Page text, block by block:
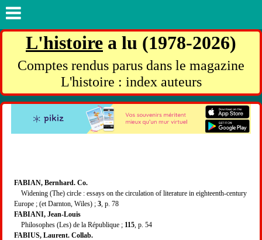
L'histoire a lu (1978-2026)
Comptes rendus parus dans le magazine
L'histoire : index auteurs
FABIAN, Bernhard. Co.
Widening (The) circle : essays on the circulation of literature in eighteenth-century
Europe ; (et Darnton, Wiles) ; 3 , p. 78
FABIANI, Jean-Louis
Philosophes (Les) de la République ; 115 , p. 54
FABIUS, Laurent. Collab.